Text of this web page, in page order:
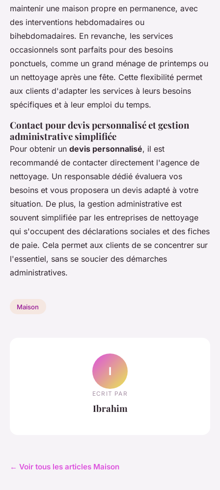
maintenir une maison propre en permanence, avec
des interventions hebdomadaires ou
bihebdomadaires. En revanche, les services
occasionnels sont parfaits pour des besoins
ponctuels, comme un grand ménage de printemps ou
un nettoyage après une fête. Cette flexibilité permet
aux clients d'adapter les services à leurs besoins
spécifiques et à leur emploi du temps.
Contact pour devis personnalisé et gestion
administrative simplifiée
Pour obtenir un devis personnalisé, il est
recommandé de contacter directement l'agence de
nettoyage. Un responsable dédié évaluera vos
besoins et vous proposera un devis adapté à votre
situation. De plus, la gestion administrative est
souvent simplifiée par les entreprises de nettoyage
qui s'occupent des déclarations sociales et des fiches
de paie. Cela permet aux clients de se concentrer sur
l'essentiel, sans se soucier des démarches
administratives.
Maison
I
ECRIT PAR
Ibrahim
← Voir tous les articles Maison